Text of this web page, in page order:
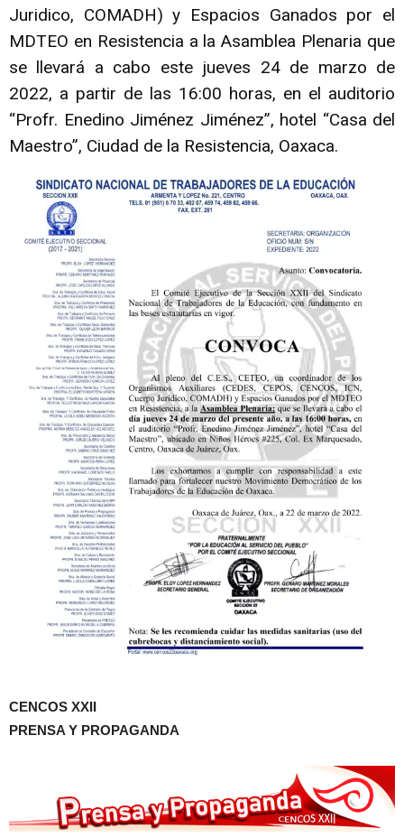
Juridico, COMADH) y Espacios Ganados por el
MDTEO en Resistencia a la Asamblea Plenaria que
se llevará a cabo este jueves 24 de marzo de
2022, a partir de las 16:00 horas, en el auditorio
“Profr. Enedino Jiménez Jiménez”, hotel “Casa del
Maestro”, Ciudad de la Resistencia, Oaxaca.
CENCOS XXII
PRENSA Y PROPAGANDA